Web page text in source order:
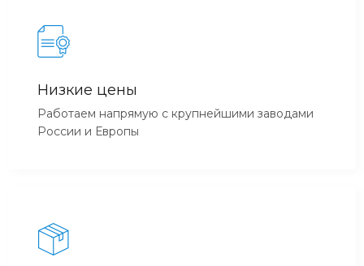
Низкие цены
Работаем напрямую с крупнейшими заводами
России и Европы